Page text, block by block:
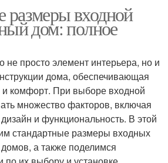
размеры входной
дом: полное
просто элемент интерьера, но и
дома, обеспечивающая
и комфорт. При выборе входной
множество факторов, включая
и функциональность. В этой
стандартные размеры входных
а также поделимся